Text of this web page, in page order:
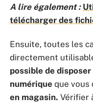
A lire également :
télécharger des
Ensuite, toutes les
directement
possible de
numérique que vous
en magasin. Vérifier